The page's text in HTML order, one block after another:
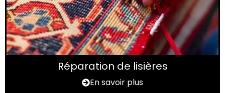
Réparation de lisières
En savoir plus